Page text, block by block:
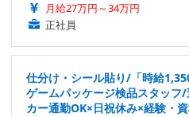
月給27万円～34万円
正社員
仕分け・シール貼り/「時給
ゲームパッケージ検品スタッフ
カー通勤OK×日祝休み×経験・